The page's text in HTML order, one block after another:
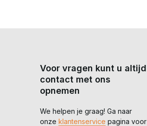
Voor vragen kunt u altijd
contact met ons
opnemen
We helpen je graag! Ga naar
onze klantenservice pagina voor